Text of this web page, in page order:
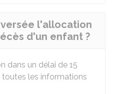
l'allocation
d'un enfant ?
dans un délai de 15
toutes les informations